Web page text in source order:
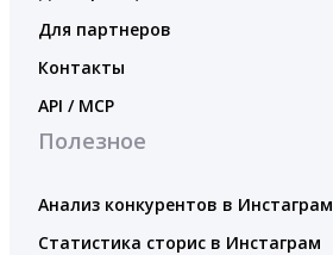
Для партнеров
Контакты
API / MCP
Полезное
Анализ конкурентов в Инстаграм
Статистика сторис в Инстаграм